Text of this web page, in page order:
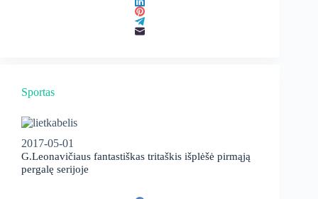
Sportas
2017-05-01
G.Leonavičiaus fantastiškas tritaškis išplėšė pirmąją
pergalę serijoje